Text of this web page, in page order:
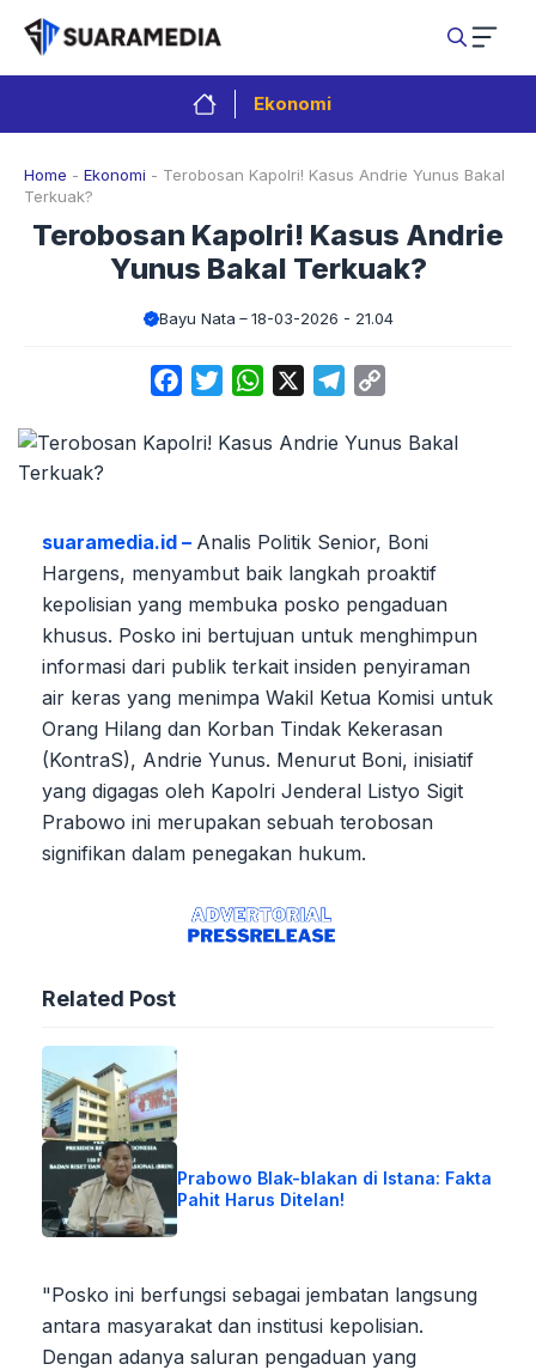
Langsung
isi
Ekonomi
Home - Ekonomi - Terobosan Kapolri! Kasus Andrie Yunus Bakal
Terkuak?
Terobosan Kapolri! Kasus Andrie
Yunus Bakal Terkuak?
Bayu Nata 18-03-2026 - 21.04
FacebookTwitterWhatsApp Telegram
suaramedia.id – Analis Politik Senior, Boni
Hargens, menyambut baik langkah proaktif
kepolisian yang membuka posko pengaduan
khusus. Posko ini bertujuan untuk menghimpun
informasi dari publik terkait insiden penyiraman
air keras yang menimpa Wakil Ketua Komisi untuk
Orang Hilang dan Korban Tindak Kekerasan
(KontraS), Andrie Yunus. Menurut Boni, inisiatif
yang digagas oleh Kapolri Jenderal Listyo Sigit
Prabowo ini merupakan sebuah terobosan
signifikan dalam penegakan hukum.
Related Post
Prabowo Blak-blakan di Istana: Fakta
Pahit Harus Ditelan!
"Posko ini berfungsi sebagai jembatan langsung
antara masyarakat dan institusi kepolisian.
Dengan adanya saluran pengaduan yang